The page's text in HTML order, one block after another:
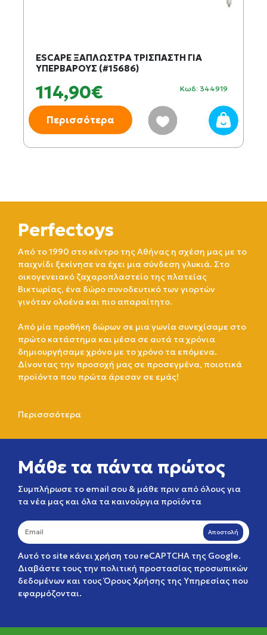
ESCAPE ΞΑΠΛΩΣΤΡΑ ΤΡΙΣΠΑΣΤΗ ΓΙΑ
ΥΠΕΡΒΑΡΟΥΣ (#15686)
114,90€ Κωδ: 344919
Περισσότερα
Perfectoys
Από το 1990 στο κέντρο της Αθήνας η σχέση μας με το
παιχνίδι ξεκίνησε να έχει μια σύνδεση γλυκιά. Στο
οικογενειακό ζαχαροπλαστείο της πλατείας
Βικτωρίας, ένα δώρο συνοδευτικό των γιορτών
γινόταν ολοένα και πιο απαραίτητο.
Από μία προθήκη δώρων σε μια γωνία συνεχίσαμε στο
πρώτο κατάστημα και μέσα σε αυτά τα χρόνια
δημιουργήσαμε χρόνο με το χρόνο τα επόμενα.
Δίνοντας την προσοχή μας σε προσεγμένα, ποιοτικά
προϊόντα που πρώτα άρεσαν σε εμάς!
Περισσσότερα
Μάθε τα πάντα πρώτος
Συμπλήρωσε το email σου & μάθε πριν από όλους για
τα νέα μας και όλα τα καινούργια προϊόντα
Αποστολή
Αυτό το site κάνει χρήση του reCAPTCHA της Google.
Διαβάστε τους την πολιτική προστασίας προσωπικών
δεδομένων και τουςΌρους Χρήσης της Υπηρεσίας που
εφαρμόζονται.